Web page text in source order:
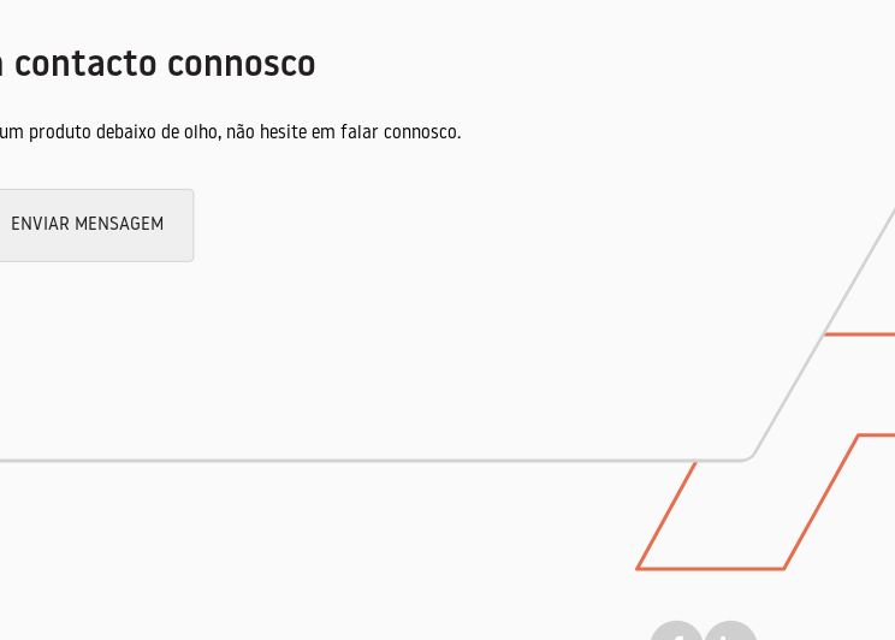
contacto connosco
produto debaixo de olho, não hesite em falar connosco.
ENVIAR MENSAGEM